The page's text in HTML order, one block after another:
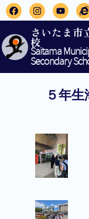
さいたま市
校
Saitama
Secondary
５年